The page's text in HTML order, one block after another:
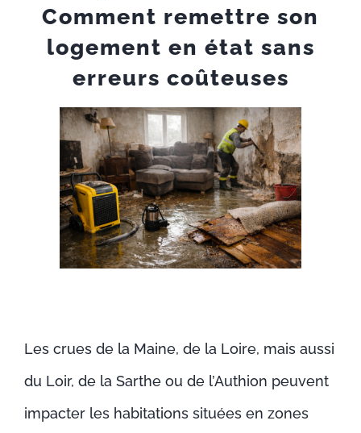
Comment remettre son
logement en état sans
erreurs coûteuses
Les crues de la Maine, de la Loire, mais aussi
du Loir, de la Sarthe ou de l’Authion peuvent
impacter les habitations situées en zones